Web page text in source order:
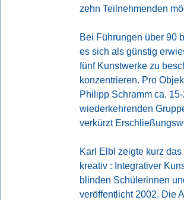
zehn Teilnehmenden
Bei Führungen über 90
es sich als günstig
fünf Kunstwerke zu
konzentrieren. Pro
Philipp Schramm ca.
wiederkehrenden
verkürzt
Karl Elbl zeigte kurz das
kreativ : Integrativer
blinden Schülerinnen
veröffentlicht 2002. Die